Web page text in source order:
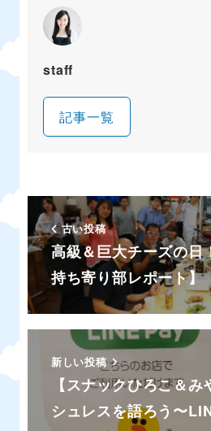
staff
記事一覧
古い投稿
高級＆巨大チーズの日
持ち寄り部レポート】
新しい投稿
【スナックひろこ＆
シュレスを語ろう〜